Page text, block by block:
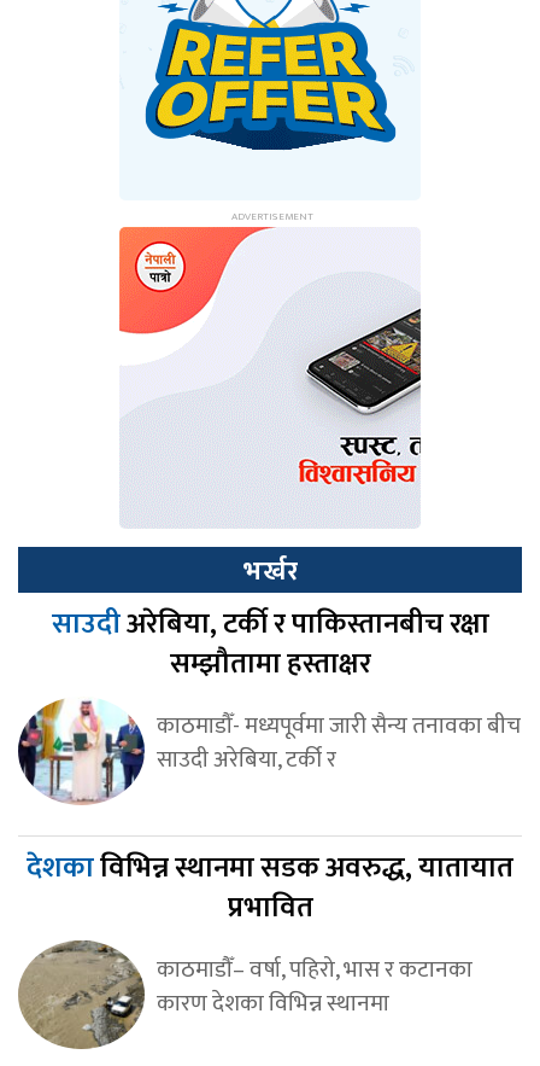
भर्खर
साउदीअरेबिया, टर्की र पाकिस्तानबीच रक्षा
सम्झौतामा हस्ताक्षर
काठमाडौँ- मध्यपूर्वमा जारी सैन्य तनावका बीच
साउदी अरेबिया, टर्की र
देशकाविभिन्न स्थानमा सडक अवरुद्ध, यातायात
प्रभावित
काठमाडौँ– वर्षा, पहिरो, भास र कटानका
कारण देशका विभिन्न स्थानमा